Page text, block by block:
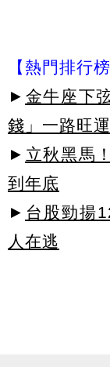
【熱門排行榜
► 金牛座下
錢」一路旺
► 立秋黑馬
到年底
► 台股勁揚
人在逃